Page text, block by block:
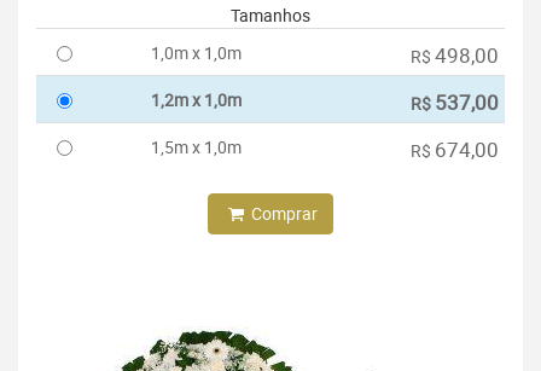
Tamanhos
1,0m x 1,0m
R$ 498,00
1,2m x 1,0m R$ 537,00
1,5m x 1,0m R$ 674,00
Comprar